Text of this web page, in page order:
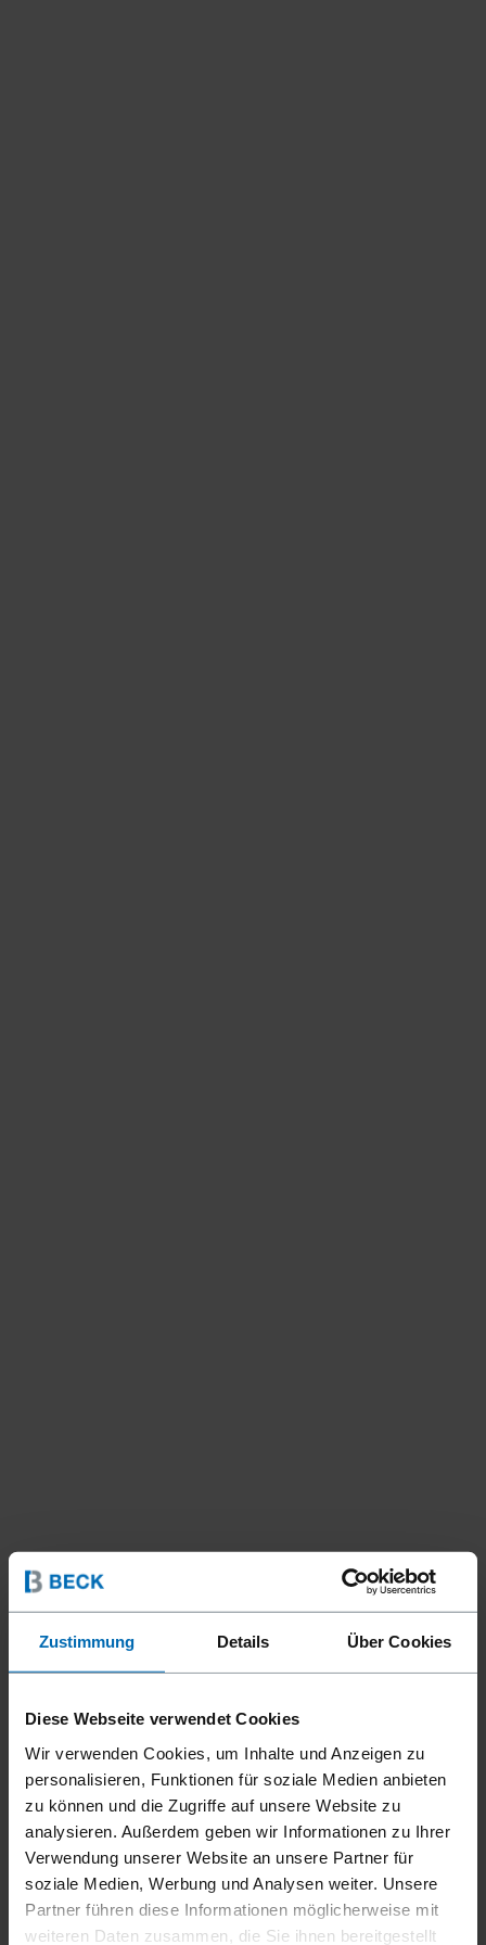
Zustimmung Details Über Cookies
Diese Webseite verwendet Cookies
Wir verwenden Cookies, um Inhalte und Anzeigen zu
personalisieren, Funktionen für soziale Medien anbieten
zu können und die Zugriffe auf unsere Website zu
analysieren. Außerdem geben wir Informationen zu Ihrer
Verwendung unserer Website an unsere Partner für
soziale Medien, Werbung und Analysen weiter. Unsere
Partner führen diese Informationen möglicherweise mit
weiteren Daten zusammen, die Sie ihnen bereitgestellt
Geräte///Stift- und Stauchkopfnagler
F21T GN-40A G.S.
Speziell entwickelt für Glasleisten, überzeugt der FASCO®
F21T GN-40A G.S. Stauchkopfnagler durch einstellbare
Führungen und Rollen und das patentierte "Quick Clear"